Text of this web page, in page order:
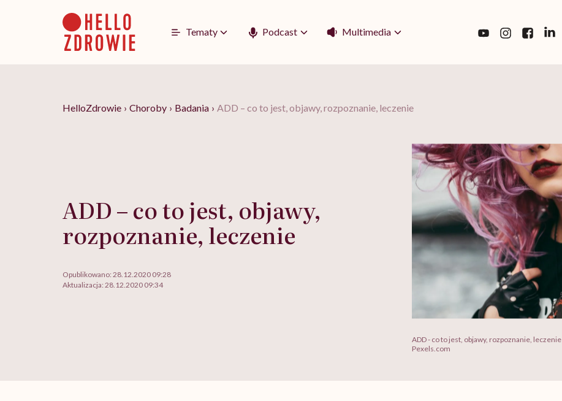
Tematy Podcast Multimedia
HelloZdrowie › Choroby › Badania › ADD – co to jest, objawy, rozpoznanie, leczenie
ADD – co to jest, objawy,
rozpoznanie, leczenie
Opublikowano: 28.12.2020 09:28
Aktualizacja: 28.12.2020 09:34
ADD - co to jest, objawy, rozpoznanie, leczenie
Pexels.com